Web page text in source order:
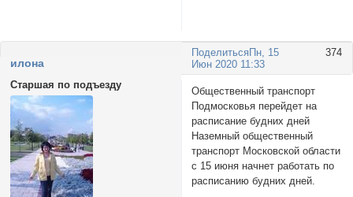
Поделиться 374
Пн, 15
Июн 2020 11:33
илона
Старшая по подъезду
Общественный транспорт
Подмосковья перейдет на
расписание будних дней
Наземный общественный
транспорт Московской области
с 15 июня начнет работать по
расписанию будних дней.